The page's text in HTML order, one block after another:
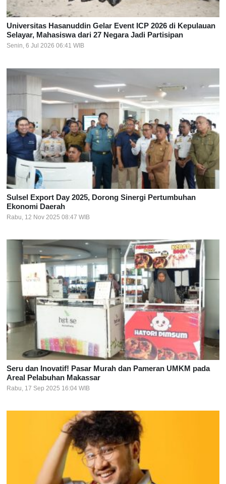
Universitas Hasanuddin Gelar Event ICP 2026 di Kepulauan
Selayar, Mahasiswa dari 27 Negara Jadi Partisipan
Senin, 6 Jul 2026 06:41 WIB
Sulsel Export Day 2025, Dorong Sinergi Pertumbuhan
Ekonomi Daerah
Rabu, 12 Nov 2025 08:47 WIB
Seru dan Inovatif! Pasar Murah dan Pameran UMKM pada
Areal Pelabuhan Makassar
Rabu, 17 Sep 2025 16:04 WIB